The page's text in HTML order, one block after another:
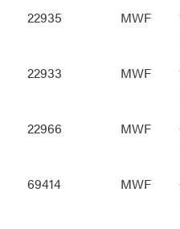
22935 MWF
22933 MWF
22966 MWF
69414 MWF